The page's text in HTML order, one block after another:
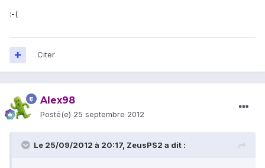
:-(
Citer
Alex98
Posté(e) 25 septembre 2012
Le 25/09/2012 à 20:17, ZeusPS2 a dit :